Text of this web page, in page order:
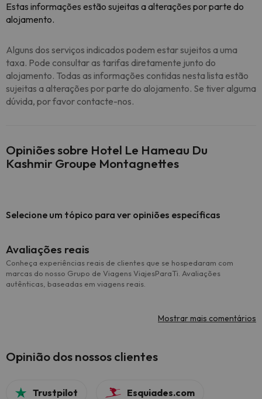
Estas informações estão sujeitas a alterações por parte do
alojamento.
Alguns dos serviços indicados podem estar sujeitos a uma
taxa. Pode consultar as tarifas diretamente junto do
alojamento. Todas as informações contidas nesta lista estão
sujeitas a alterações por parte do alojamento. Se tiver alguma
dúvida, por favor contacte-nos.
Opiniões sobre Hotel Le Hameau Du
Kashmir Groupe Montagnettes
Selecione um tópico para ver opiniões específicas
Avaliações reais
Conheça experiências reais de clientes que se hospedaram com
marcas do nosso Grupo de Viagens ViajesParaTi. Avaliações
autênticas, baseadas em viagens reais.
Mostrar mais comentários
Opinião dos nossos clientes
Trustpilot Esquiades.com